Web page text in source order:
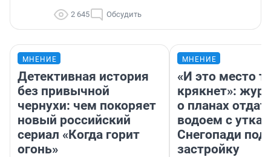
2 645 Обсудить
МНЕНИЕ
Детективная история
без привычной
чернухи: чем покоряет
новый российский
сериал «Когда горит
огонь»
МНЕНИЕ
«И это место
крякнет»:
о планах
водоем с
Снегопади под
застройку